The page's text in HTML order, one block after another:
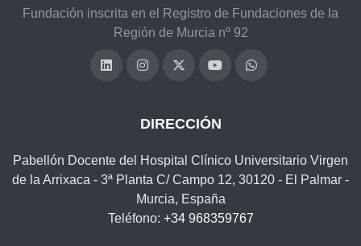
Fundación inscrita en el Registro de Fundaciones de la
Región de Murcia nº 92
DIRECCIÓN
Pabellón Docente del Hospital Clínico Universitario Virgen
de la Arrixaca - 3ª Planta C/ Campo 12, 30120 - El Palmar -
Murcia, España
Teléfono: +34 968359767